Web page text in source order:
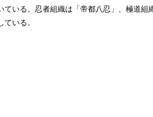
いる。忍者組織は「帝都八忍」、極道組
いる。